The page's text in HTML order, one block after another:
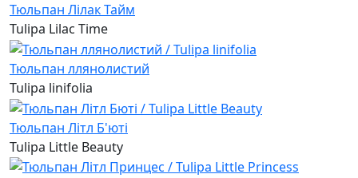
Тюльпан Лілак Тайм
Tulipa Lilac Time
Тюльпан ллянолистий
Tulipa linifolia
Тюльпан Літл Б'юті
Tulipa Little Beauty